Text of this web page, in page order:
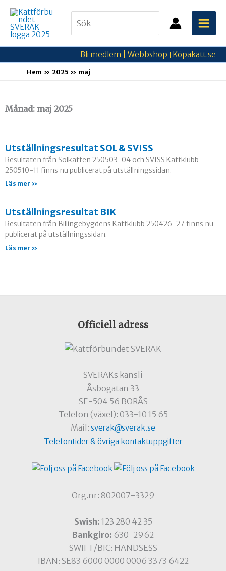
Hoppa
innehåll
for:
Bli medlem | Webbshop Köpakatt.se
Hem 2025 maj
Månad: maj 2025
Utställningsresultat SOL & SVISS
Resultaten från Solkatten 250503-04 och SVISS Kattklubb
250510-11 finns nu publicerat på utställningssidan.
Läs mer »
Utställningsresultat BIK
Resultaten från Billingebygdens Kattklubb 250426-27 finns nu
publicerat på utställningssidan.
Läs mer »
Officiell adress
SVERAKs kansli
Åsbogatan 33
SE-504 56 BORÅS
Telefon (växel): 033-10 15 65
Mail: sverak@sverak.se
Telefontider & övriga kontaktuppgifter
Org.nr: 802007-3329
Swish: 123 280 42 35
Bankgiro: 630-2962
SWIFT/BIC: HANDSESS
IBAN: SE83 6000 0000 0006 3373 6422